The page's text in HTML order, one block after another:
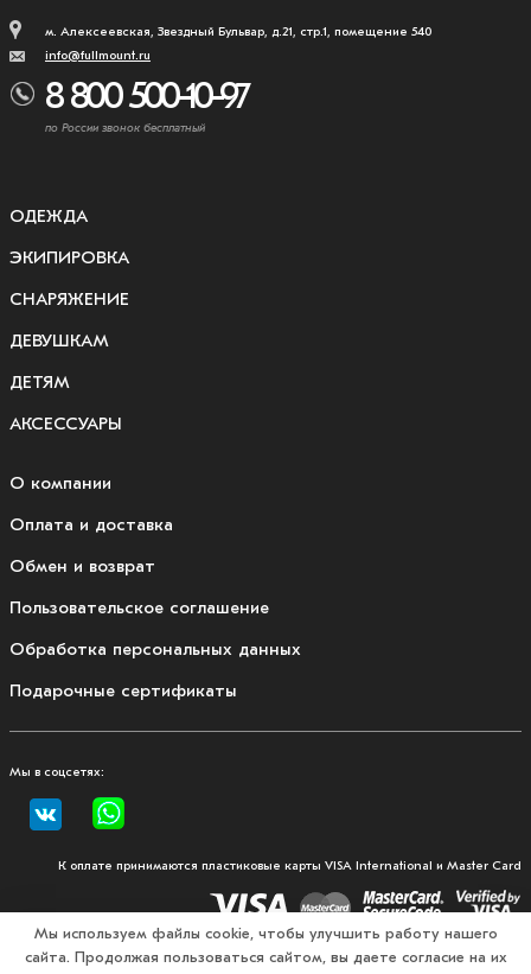
м. Алексеевская, Звездный Бульвар, д.21, стр.1, помещение 540
info@fullmount.ru
8 800 500-10-97
по России звонок бесплатный
ОДЕЖДА
ЭКИПИРОВКА
СНАРЯЖЕНИЕ
ДЕВУШКАМ
ДЕТЯМ
АКСЕССУАРЫ
О компании
Оплата и доставка
Обмен и возврат
Пользовательское соглашение
Обработка персональных данных
Подарочные сертификаты
Мы в соцсетях:
К оплате принимаются пластиковые карты VISA International и Master Card
© 2026, Fullmount — магазин одежды и экипировки для
Мы используем файлы cookie, чтобы улучшить работу нашего
сайта. Продолжая пользоваться сайтом, вы даете согласие на их